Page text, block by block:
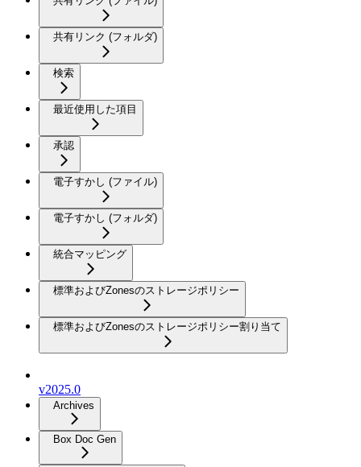
共有リンク (フォルダ)
検索
最近使用した項目
承認
電子すかし (ファイル)
電子すかし (フォルダ)
統合マッピング
標準およびZonesのストレージポリシー
標準およびZonesのストレージポリシー割り当て
v2025.0
Archives
Box Doc Gen